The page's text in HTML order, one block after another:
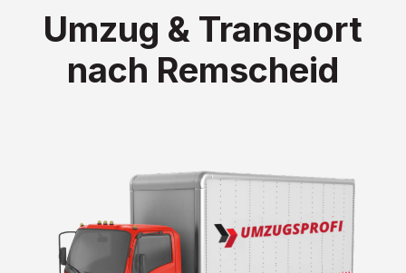
Umzug & Transport
nach Remscheid